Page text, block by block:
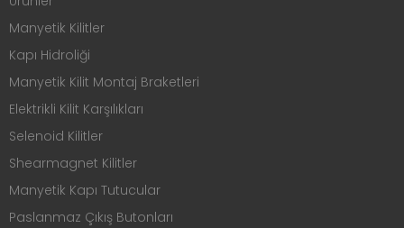
Manyetik Kilitler
Kapı Hidroliği
Manyetik Kilit Montaj Braketleri
Elektrikli Kilit Karşılıkları
Selenoid Kilitler
Shearmagnet Kilitler
Manyetik Kapı Tutucular
Paslanmaz Çıkış Butonları